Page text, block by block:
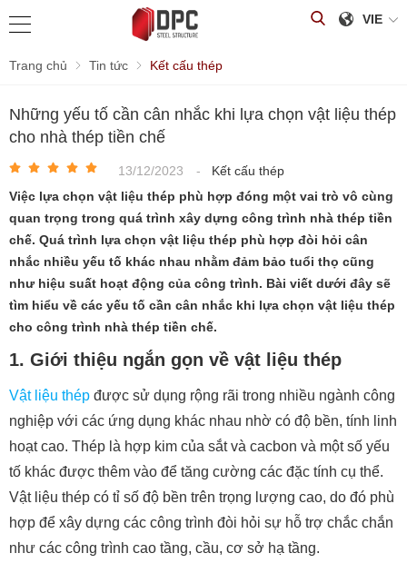
VIE
Trang chủ Tin tức Kết cấu thép
Những yếu tố cần cân nhắc khi lựa chọn vật liệu thép
cho nhà thép tiền chế
13/12/2023 -
Kết cấu thép
Việc lựa chọn vật liệu thép phù hợp đóng một vai trò vô cùng
quan trọng trong quá trình xây dựng công trình nhà thép tiền
chế. Quá trình lựa chọn vật liệu thép phù hợp đòi hỏi cân
nhắc nhiều yếu tố khác nhau nhằm đảm bảo tuổi thọ cũng
như hiệu suất hoạt động của công trình. Bài viết dưới đây sẽ
tìm hiểu về các yếu tố cần cân nhắc khi lựa chọn vật liệu thép
cho công trình nhà thép tiền chế.
1. Giới thiệu ngắn gọn về vật liệu thép
Vật liệu thép được sử dụng rộng rãi trong nhiều ngành công
nghiệp với các ứng dụng khác nhau nhờ có độ bền, tính linh
hoạt cao. Thép là hợp kim của sắt và cacbon và một số yếu
tố khác được thêm vào để tăng cường các đặc tính cụ thể.
Vật liệu thép có tỉ số độ bền trên trọng lượng cao, do đó phù
hợp để xây dựng các công trình đòi hỏi sự hỗ trợ chắc chắn
như các công trình cao tầng, cầu, cơ sở hạ tầng.